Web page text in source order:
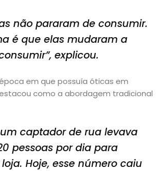
não pararam de consumir.
é que elas mudaram a
explicou.
em que possuía óticas em
como a abordagem tradicional
um captador de rua levava
pessoas por dia para
Hoje, esse número caiu